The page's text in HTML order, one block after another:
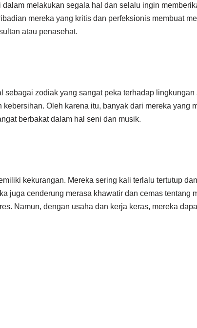
melakukan segala hal dan selalu ingin
mereka yang kritis dan perfeksionis membuat
atau penasehat.
zodiak yang sangat peka terhadap lingkungan
Oleh karena itu, banyak dari mereka yang
berbakat dalam hal seni dan musik.
kekurangan. Mereka sering kali terlalu tertutup
juga cenderung merasa khawatir dan cemas tentang
Namun, dengan usaha dan kerja keras, mereka